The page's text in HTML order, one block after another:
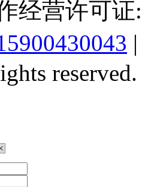
经营许可
reserved.